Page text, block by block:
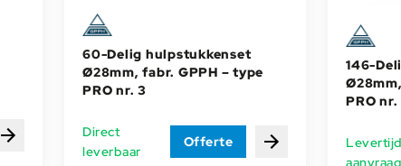
Bekijken
60-Delig hulpstukkenset
Ø28mm, fabr. GPPH – type
PRO nr. 3
Direct
leverbaar
Offerte Bekijken
146-
PRO nr.
aanvraag